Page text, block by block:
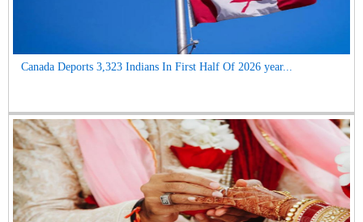
Canada Deports 3,323 Indians In First Half Of 2026 year...